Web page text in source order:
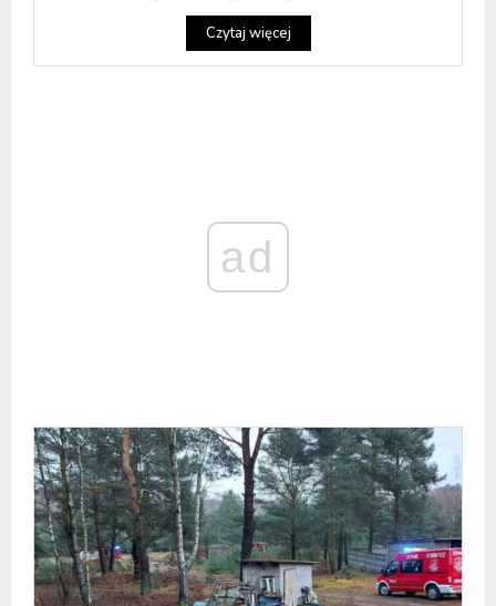
Czytaj więcej
ad